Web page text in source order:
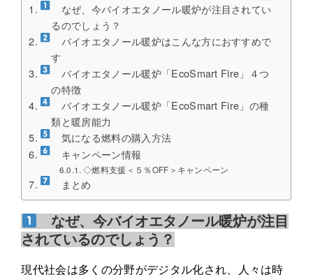
なぜ、今バイオエタノール暖炉が注目されてい
るのでしょう？
バイオエタノール暖炉はこんな方におすすめで
す
バイオエタノール暖炉「EcoSmart Fire」４つ
の特徴
バイオエタノール暖炉「EcoSmart Fire」の種
類と暖房能力
気になる燃料の購入方法
キャンペーン情報
◇燃料支援＜５％OFF＞キャンペーン
まとめ
なぜ、今バイオエタノール暖炉が注目
されているのでしょう？
現代社会は多くの分野がデジタル化され、人々は時